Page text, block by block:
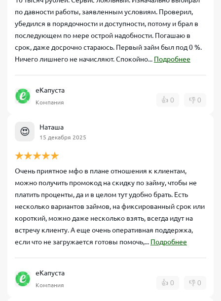
по давности работы, заявленным условиям. Проверил,
убедился в порядочности и доступности, потому и брал в
последующем по мере острой надобности. Погашаю в
срок, даже досрочно стараюсь. Первый займ был под 0 %.
Ничего лишнего не начисляют. Спокойно... Подробнее
еКапуста
Компания 👍 0 👎 0
😍 Наташа
15 декабря 2025
Очень приятное мфо в плане отношения к клиентам,
можно получить промокод на скидку по займу, чтобы не
платить проценты, да и в целом тут удобно брать. Есть
несколько вариантов займов, на фиксированный срок или
короткий, можно даже несколько взять, всегда идут на
встречу клиенту. А еще очень оперативная поддержка,
если что не загружается готовы помочь,... Подробнее
еКапуста
Компания 👍 0 👎 0